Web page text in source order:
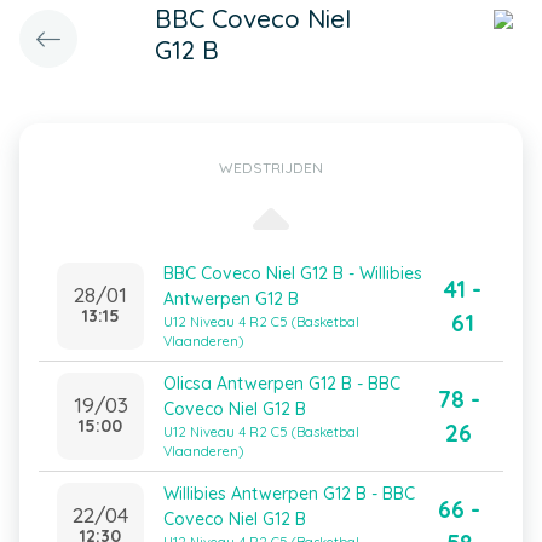
BBC Coveco Niel
G12 B
WEDSTRIJDEN
28/01
13:15
BBC Coveco Niel G12 B - Willibies
Antwerpen G12 B
U12 Niveau 4 R2 C5 (Basketbal
Vlaanderen)
41 -
61
19/03
15:00
Olicsa Antwerpen G12 B - BBC
Coveco Niel G12 B
U12 Niveau 4 R2 C5 (Basketbal
Vlaanderen)
78 -
26
22/04
12:30
Willibies Antwerpen G12 B - BBC
Coveco Niel G12 B
66 -